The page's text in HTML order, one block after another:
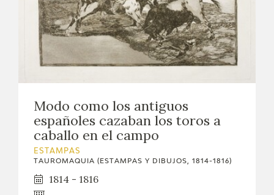
Modo como los antiguos
españoles cazaban los toros a
caballo en el campo
ESTAMPAS
TAUROMAQUIA (ESTAMPAS Y DIBUJOS, 1814-1816)
1814 - 1816